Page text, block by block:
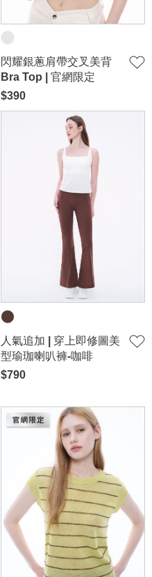
閃耀銀蔥肩帶交叉美背
Bra Top | 官網限定
$390
人氣追加 | 穿上即修圖美
型瑜珈喇叭褲-咖啡
$790